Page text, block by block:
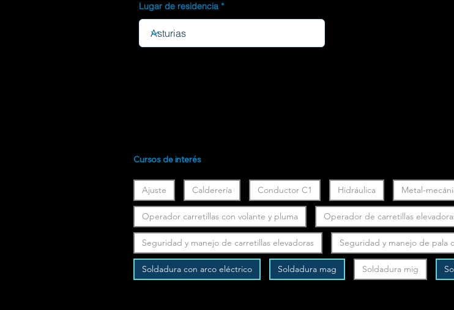
Lugar de residencia
Cursos de interés
Ajuste Calderería Conductor C1 Hidráulica Metal-
Operador carretillas con volante y pluma Operador de carretillas
Seguridad y manejo de carretillas elevadoras Seguridad y manejo de pala
Soldadura con arco eléctrico Soldadura mag Soldadura mig